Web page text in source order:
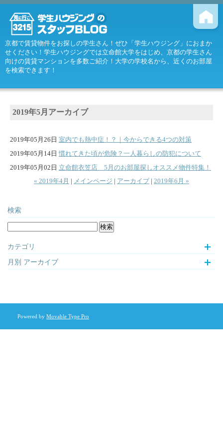
京都で賃貸物件をお探しの学生さん！ぜひ「学生ハウジング」におまか
せください！学生ハウジングでは立命館大学をはじめ、京都の学生さん
向けの賃貸マンションを多数ご紹介！大学の学校名から、近くのお部屋
を検索できます！
2019年5月アーカイブ
2019年05月26日 室内でも熱中症！？｜今からできる4つの対策
2019年05月14日 慣れてきた頃が危険？一人暮らしの防犯について
2019年05月02日 立命館衣笠店 5月のお部屋探しオススメ物件特集！
« 2019年4月 | メインページ | アーカイブ | 2019年6月 »
検索
カテゴリ
月別 アーカイブ
Powered by Movable Type Pro